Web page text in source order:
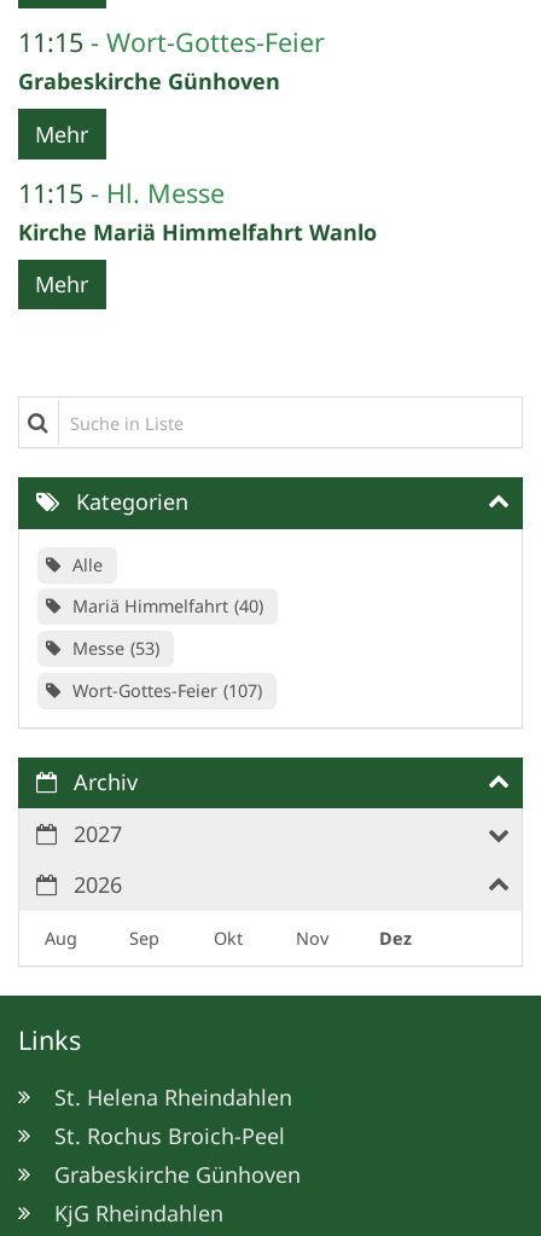
11:15 Wort-Gottes-Feier
Grabeskirche Günhoven
Mehr
11:15 Hl. Messe
Kirche Mariä Himmelfahrt Wanlo
Mehr
Suche in Liste
Kategorien
Alle
Mariä Himmelfahrt 40
Messe 53
Wort-Gottes-Feier 107
Archiv
2027
2026
Aug Sep Okt Nov Dez
Links
St. Helena Rheindahlen
St. Rochus Broich-Peel
Grabeskirche Günhoven
KjG Rheindahlen